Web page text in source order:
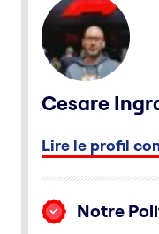
Cesare
Lire le profil
Notre